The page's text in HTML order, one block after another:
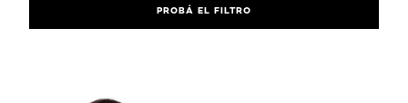
PROBÁ EL FILTRO